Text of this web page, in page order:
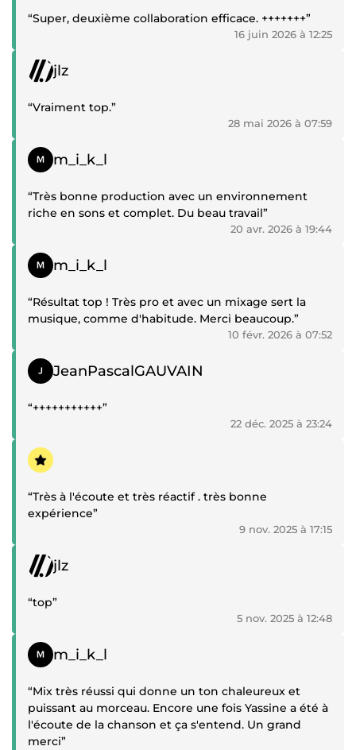
“Super, deuxième collaboration efficace. +++++++”
16 juin 2026 à 12:25
Témoignage positif
jlz
“Vraiment top.”
28 mai 2026 à 07:59
Témoignage positif
m_i_k_l
“Très bonne production avec un environnement
riche en sons et complet. Du beau travail”
20 avr. 2026 à 19:44
Témoignage positif
m_i_k_l
“Résultat top ! Très pro et avec un mixage sert la
musique, comme d'habitude. Merci beaucoup.”
10 févr. 2026 à 07:52
Témoignage positif
JeanPascalGAUVAIN
“+++++++++++”
22 déc. 2025 à 23:24
Témoignage positif
“Très à l'écoute et très réactif . très bonne
expérience”
9 nov. 2025 à 17:15
Témoignage positif
jlz
“top”
5 nov. 2025 à 12:48
Témoignage positif
m_i_k_l
“Mix très réussi qui donne un ton chaleureux et
puissant au morceau. Encore une fois Yassine a été à
l'écoute de la chanson et ça s'entend. Un grand
merci”